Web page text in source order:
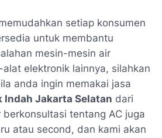
setiap konsumen
untuk membantu
mesin-mesin air
elektronik lainnya, silahkan
anda ingin memakai jasa
Indah Jakarta Selatan dari
tentang AC juga
atau second, dan kami akan